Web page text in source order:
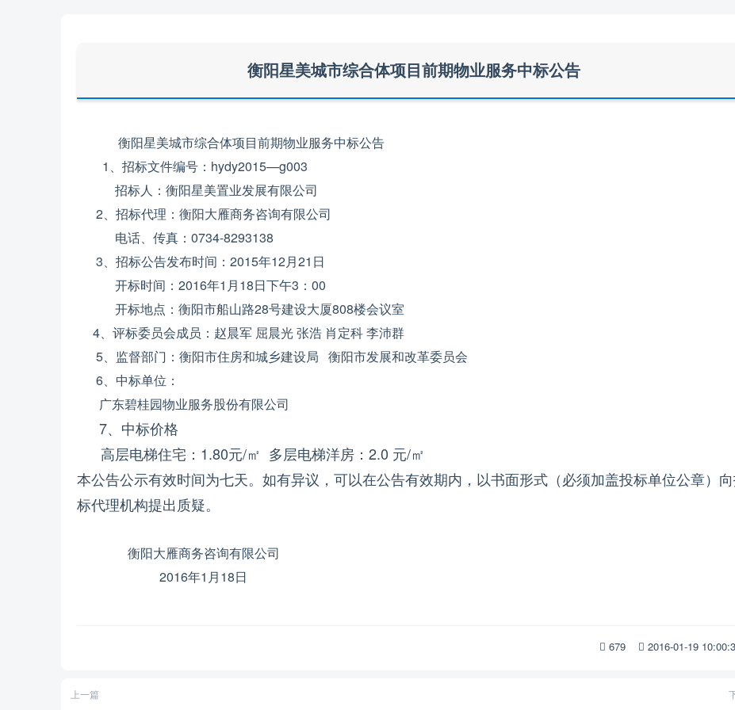
衡阳星美城市综合体项目前期物业服务中标公告
衡阳星美城市综合体项目前期物业服务中标公告
1、招标文件编号 ： hydy2015—g003
招标人： 衡阳星美置业发展有限公司
2、招标代理：衡阳大雁商务咨询有限公司
电话、传真：0734-8293138
3、招标公告发布时间：2015年12月21 日
开标时间：2016年1 月18日下午3 ：00
开标地点：衡阳市船山路28号建设大厦808楼会议室
4、评标委员会成员： 赵晨军 屈晨光 张浩 肖定科 李沛群
5、监督部门：衡阳市住房和城乡建设局 衡阳市发展和改革委员会
6、中标单位：
广东碧桂园物业服务股份有限公司
7、 中标价格
高层电梯住宅： 1.80元/㎡ 多层电梯洋房：2.0 元/㎡
本公告公示有效时间为七天。如有异议，可以在公告有效期内 ，以书面形式（必须加盖投标单位公章）
标代理机构提出质疑。
衡阳大雁商务咨询有限公司
2016年1 月18日
679 2016-01-19
上一篇